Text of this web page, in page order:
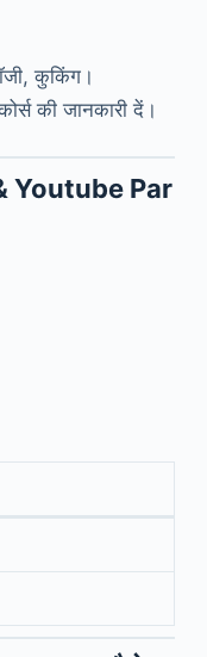
कुकिंग।
की जानकारी दें।
Youtube Par